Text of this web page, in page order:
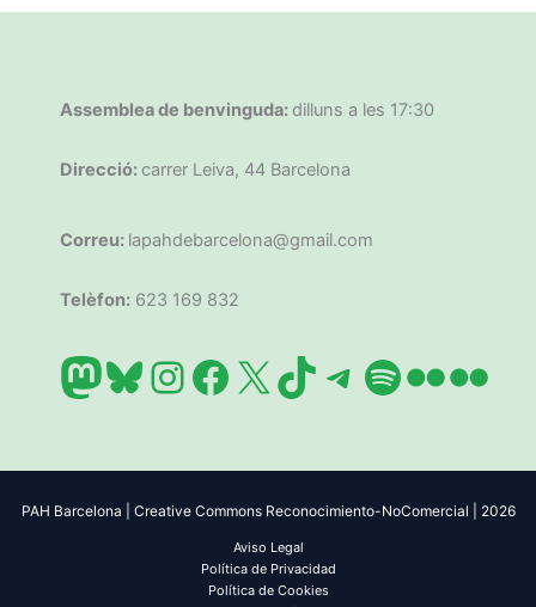
Assemblea de benvinguda: dilluns a les 17:30
Direcció: carrer Leiva, 44 Barcelona
Correu: lapahdebarcelona@gmail.com
Telèfon: 623 169 832
Mastodon
Bluesky
Instagram
Facebook
X TikTok
Telegram
Spotify
Flickr
PAH Barcelona | Creative Commons Reconocimiento-NoComercial | 2026
Aviso Legal
Política de Privacidad
Política de Cookies